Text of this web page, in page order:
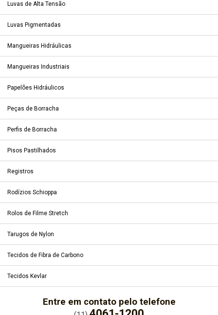
Luvas de Alta Tensão
Luvas Pigmentadas
Mangueiras Hidráulicas
Mangueiras Industriais
Papelões Hidráulicos
Peças de Borracha
Perfis de Borracha
Pisos Pastilhados
Registros
Rodízios Schioppa
Rolos de Filme Stretch
Tarugos de Nylon
Tecidos de Fibra de Carbono
Tecidos Kevlar
Entre em contato pelo telefone